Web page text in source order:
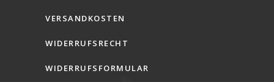
VERSANDKOSTEN
WIDERRUFSRECHT
WIDERRUFSFORMULAR